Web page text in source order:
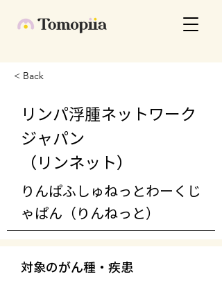
< Back
リンパ浮腫ネットワーク
ジャパン
（リンネット）
りんぱふしゅねっとわーくじ
ゃぱん（りんねっと）
対象のがん種・疾患